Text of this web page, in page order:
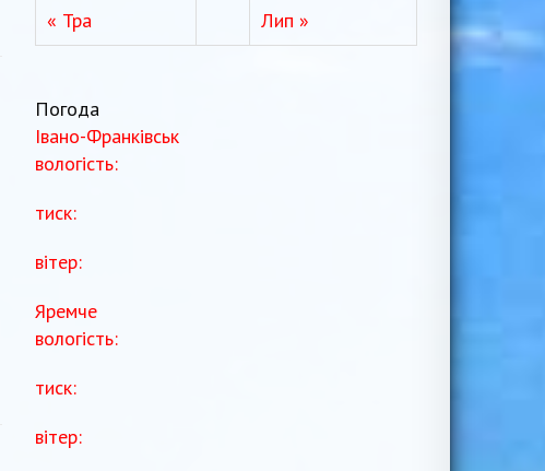
« Тра Лип »
Погода
Івано-Франківськ
вологість:
тиск:
вітер:
Яремче
вологість:
тиск:
вітер: